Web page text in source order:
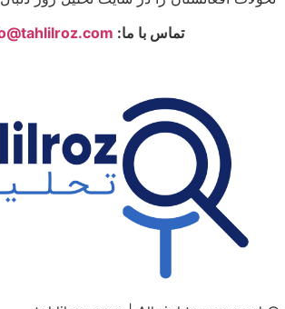
تماس با ما:info@tahlilroz.com